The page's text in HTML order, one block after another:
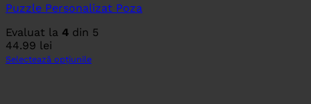
Puzzle Personalizat Poza
Evaluat la 4 din 5
44.99 lei
Selectează opțiunile